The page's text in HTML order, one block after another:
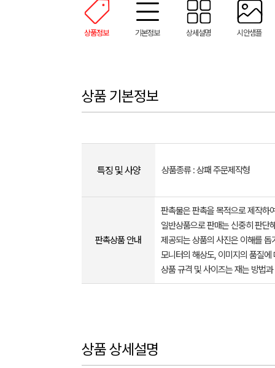
상품정보 기본정보 상세설명 시안샘플
상품 기본정보
특징 및 사양 상품종류 : 상패 주문제작형
판촉상품 안내
판촉물은 판촉을 목적으로 제작하
일반상품으로 판매는 신중히 판단
제공되는 상품의 사진은 이해를
모니터의 해상도, 이미지의 품질
상품 규격 및 사이즈는 재는 방법
상품 상세설명